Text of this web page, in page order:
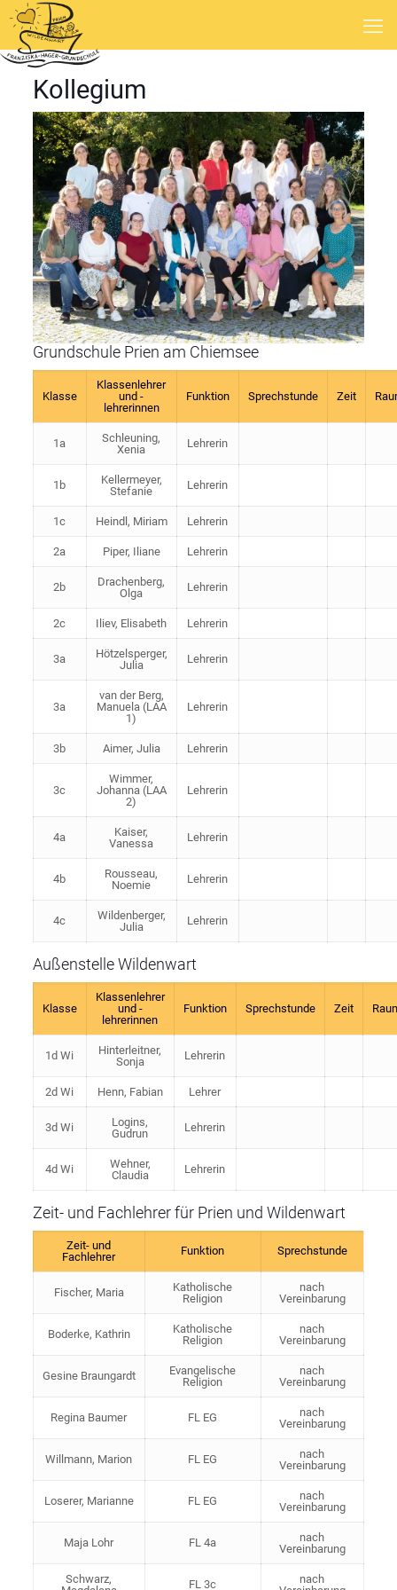
Kollegium
Grundschule Prien am Chiemsee
Klasse
Klassenlehrer
und -
lehrerinnen
Funktion Sprechstunde Zeit
1a
Schleuning,
Xenia
Lehrerin
1b
Kellermeyer,
Stefanie
Lehrerin
1c Heindl, Miriam Lehrerin
2a Piper, Iliane Lehrerin
2b
Drachenberg,
Olga
Lehrerin
2c Iliev, Elisabeth Lehrerin
3a
Hötzelsperger,
Julia
Lehrerin
3a
van der Berg,
Manuela (LAA
1)
Lehrerin
3b Aimer, Julia Lehrerin
3c
Wimmer,
Johanna (LAA
2)
Lehrerin
4a
Kaiser,
Vanessa
Lehrerin
4b
Rousseau,
Noemie
Lehrerin
4c
Wildenberger,
Julia
Lehrerin
Außenstelle Wildenwart
Klasse
Klassenlehrer
und -
lehrerinnen
Funktion Sprechstunde Zeit
1d Wi
Hinterleitner,
Sonja
Lehrerin
2d Wi Henn, Fabian Lehrer
3d Wi
Logins,
Gudrun
Lehrerin
4d Wi
Wehner,
Claudia
Lehrerin
Zeit- und Fachlehrer für Prien und Wildenwart
Zeit- und
Fachlehrer
Funktion Sprechstunde
Fischer, Maria
Katholische
Religion
nach
Vereinbarung
Boderke, Kathrin
Katholische
Religion
nach
Vereinbarung
Gesine Braungardt
Evangelische
Religion
nach
Vereinbarung
Regina Baumer FL EG
nach
Vereinbarung
Willmann, Marion FL EG
nach
Vereinbarung
Loserer, Marianne FL EG
nach
Vereinbarung
Maja Lohr FL 4a
nach
Vereinbarung
Schwarz,
FL 3c
nach